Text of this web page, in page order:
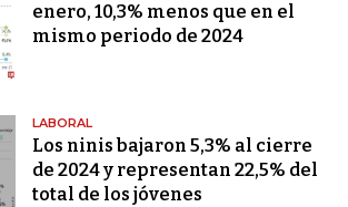
enero, 10,3% menos que en el
mismo periodo de 2024
LABORAL
Los ninis bajaron 5,3% al cierre
de 2024 y representan 22,5% del
total de los jóvenes